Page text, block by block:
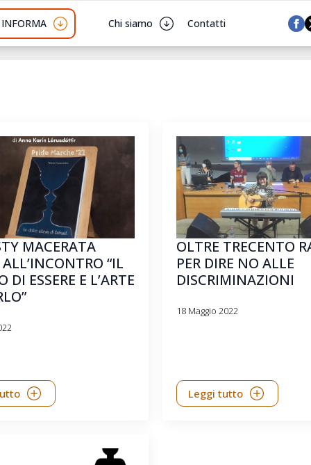
Chi siamo Contatti
MACERATA
“IL
DI ESSERE E L’ARTE
OLTRE TRECENTO
PER DIRE NO ALLE
DISCRIMINAZIONI
18 Maggio 2022
Leggi tutto